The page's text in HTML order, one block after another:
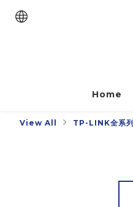
Home
View All TP-LINK全系列